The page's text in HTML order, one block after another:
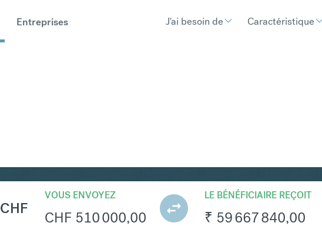
Entreprises J'ai besoin de Caractéristique
CHF
VOUS ENVOYEZ
CHF 510 000,00
LE BÉNÉFICIAIRE REÇOIT
₹ 59 667 840,00